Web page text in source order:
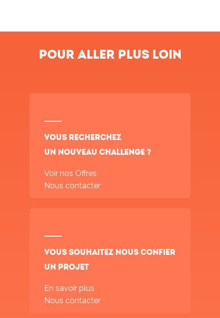
Pour aller plus loin
Vous recherchez
un nouveau challenge ?
Voir nos Offres
Nous contacter
Vous souhaitez nous confier
un projet
En savoir plus
Nous contacter